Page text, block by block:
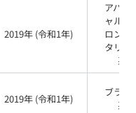
2019年 (令和1年)
アバン
ャルド
ロンズ
タリッ
系
2019年 (令和1年)
ブラッ
系